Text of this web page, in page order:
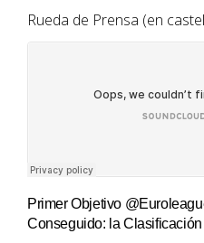
Rueda de Prensa (en
Primer Objetivo
Conseguido: la Clasificación